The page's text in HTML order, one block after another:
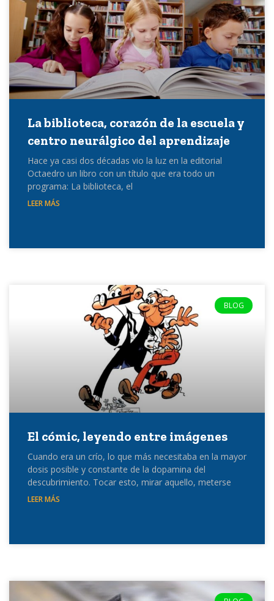
La biblioteca, corazón de la escuela y
centro neurálgico del aprendizaje
Hace ya casi dos décadas vio la luz en la editorial
Octaedro un libro con un título que era todo un
programa: La biblioteca, el
LEER MÁS
BLOG
El cómic, leyendo entre imágenes
Cuando era un crío, lo que más necesitaba en la mayor
dosis posible y constante de la dopamina del
descubrimiento. Tocar esto, mirar aquello, meterse
LEER MÁS